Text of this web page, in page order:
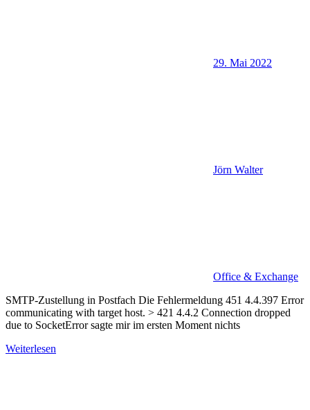
29. Mai 2022
Jörn Walter
Office & Exchange
SMTP-Zustellung in Postfach Die Fehlermeldung 451 4.4.397 Error
communicating with target host. > 421 4.4.2 Connection dropped
due to SocketError sagte mir im ersten Moment nichts
Weiterlesen